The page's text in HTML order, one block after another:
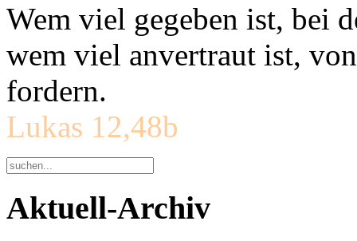
Wem viel gegeben ist, bei
wem viel anvertraut ist,
fordern.
Lukas 12,48b
Aktuell-Archiv